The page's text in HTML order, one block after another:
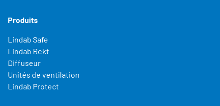
Produits
Lindab Safe
Lindab Rekt
Diffuseur
Unités de ventilation
Lindab Protect